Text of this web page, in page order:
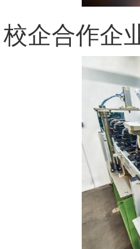
校企合作企